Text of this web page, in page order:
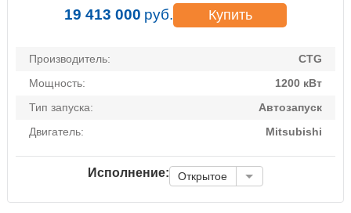
19 413 000 руб. Купить
Производитель:
CTG
Мощность:
1200 кВт
Тип запуска:
Автозапуск
Двигатель:
Mitsubishi
Исполнение: Открытое